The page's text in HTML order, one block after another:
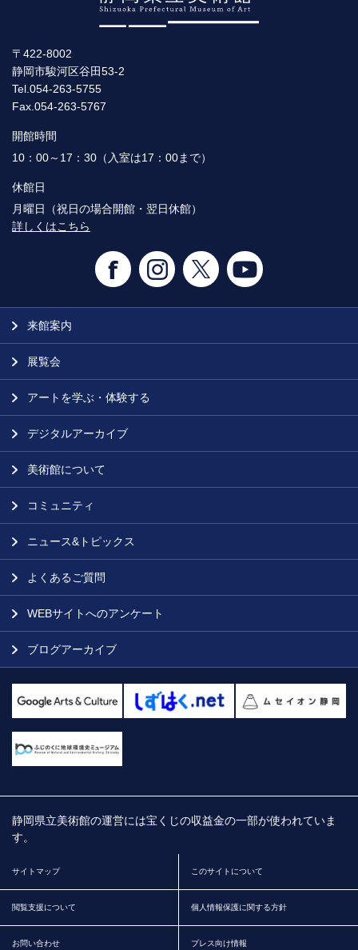
〒422-8002
静岡市駿河区谷田53-2
Tel.054-263-5755
Fax.054-263-5767
開館時間
10：00～17：30（入室は17：00まで）
休館日
月曜日（祝日の場合開館・翌日休館）
詳しくはこちら
来館案内
展覧会
アートを学ぶ・体験する
デジタルアーカイブ
美術館について
コミュニティ
ニュース&トピックス
よくあるご質問
WEBサイトへのアンケート
ブログアーカイブ
静岡県立美術館の運営には宝くじの収益金の一部が使われていま
す。
サイトマップ このサイトについて
閲覧支援について 個人情報保護に関する方針
お問い合わせ プレス向け情報